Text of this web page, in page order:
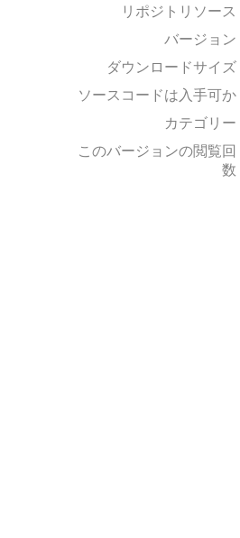
リポジトリソース
バージョン
ダウンロードサイズ
ソースコードは入手可か
カテゴリー
このバージョンの閲覧回
数